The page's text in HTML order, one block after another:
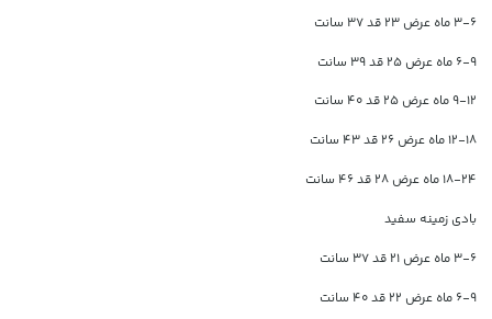
۳-۶ ماه عرض ۲۳ قد ۳۷ سانت
۶-۹ ماه عرض ۲۵ قد ۳۹ سانت
۹-۱۲ ماه عرض ۲۵ قد ۴۰ سانت
۱۲-۱۸ ماه عرض ۲۶ قد ۴۳ سانت
۱۸-۲۴ ماه عرض ۲۸ قد ۴۶ سانت
بادی زمینه سفید
۳-۶ ماه عرض ۲۱ قد ۳۷ سانت
۶-۹ ماه عرض ۲۲ قد ۴۰ سانت